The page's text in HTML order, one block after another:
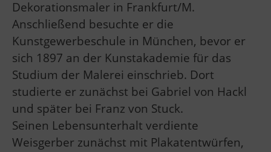
Dekorationsmaler in Frankfurt/M.
Anschließend besuchte er die
Kunstgewerbeschule in München, bevor er
sich 1897 an der Kunstakademie für das
Studium der Malerei einschrieb. Dort
studierte er zunächst bei Gabriel von Hackl
und später bei Franz von Stuck.
Seinen Lebensunterhalt verdiente
Weisgerber zunächst mit Plakatentwürfen,